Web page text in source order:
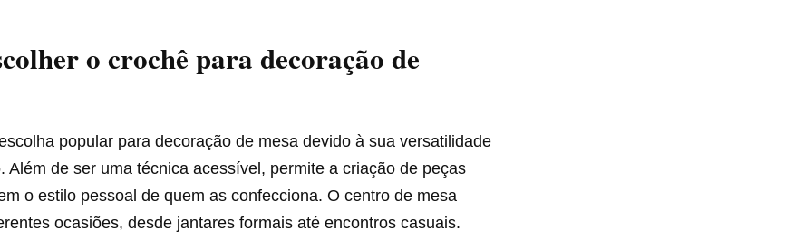
o crochê para decoração de
popular para decoração de mesa devido à sua versatilidade
Além de ser uma técnica acessível, permite a criação de peças
o estilo pessoal de quem as confecciona. O centro de mesa
ocasiões, desde jantares formais até encontros casuais.